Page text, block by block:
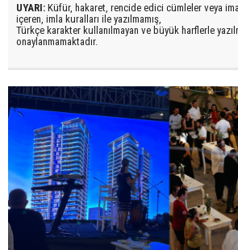
UYARI: Küfür, hakaret, rencide edici cümleler veya
içeren, imla kuralları ile yazılmamış,
Türkçe karakter kullanılmayan ve büyük harflerle
onaylanmamaktadır.